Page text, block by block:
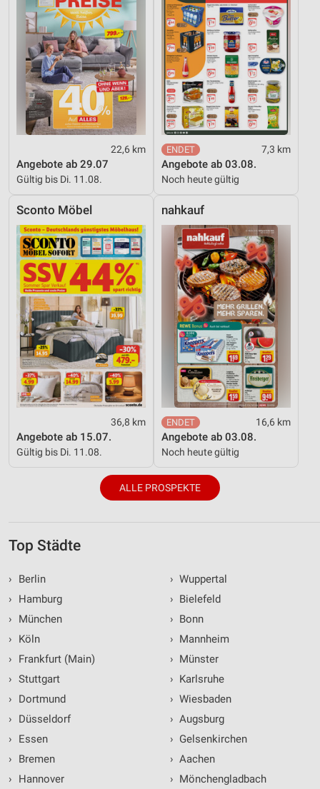
22,6 km
Angebote ab 29.07
Gültig bis Di. 11.08.
7,3 km
Angebote ab 03.08.
Noch heute gültig
Sconto Möbel
36,8 km
Angebote ab 15.07.
Gültig bis Di. 11.08.
nahkauf
16,6 km
Angebote ab 03.08.
Noch heute gültig
ALLE PROSPEKTE
Top Städte
›
Berlin
›
Hamburg
›
München
›
Köln
›
Frankfurt (Main)
› Stuttgart
›
Dortmund
›
Düsseldorf
›
Essen
›
Bremen
›
Hannover
› Wuppertal
› Bielefeld
› Bonn
› Mannheim
› Münster
› Karlsruhe
› Wiesbaden
› Augsburg
› Gelsenkirchen
› Aachen
› Mönchengladbach